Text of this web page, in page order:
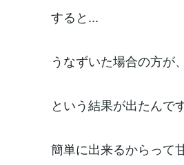
すると...
うなずいた場合の方が
という結果が出たんです
簡単に出来るからって